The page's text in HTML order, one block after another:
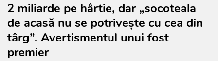
2 miliarde pe hârtie, dar „socoteala
de acasă nu se potrivește cu cea din
târg”. Avertismentul unui fost
premier